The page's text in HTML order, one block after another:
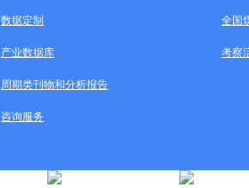
数据定制 全国
产业数据库 考察
周期类刊物和分析报告
咨询服务